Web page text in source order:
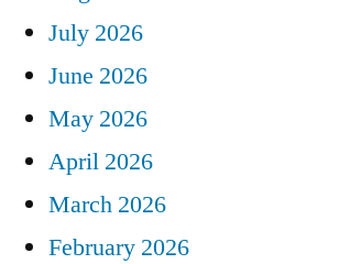
July 2026
June 2026
May 2026
April 2026
March 2026
February 2026